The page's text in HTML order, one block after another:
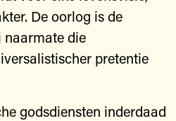
De oorlog is de
naarmate die
pretentie
godsdiensten inderdaad